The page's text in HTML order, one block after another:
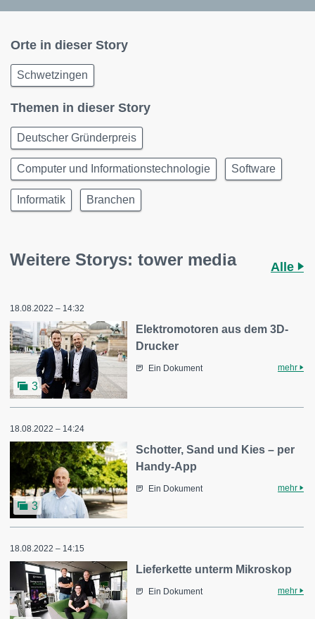
Orte in dieser Story
Schwetzingen
Themen in dieser Story
Deutscher Gründerpreis
Computer und Informationstechnologie Software
Informatik Branchen
Weitere Storys: tower media Alle
18.08.2022 – 14:32
3
Elektromotoren aus dem 3D-
Drucker
Ein Dokument mehr
18.08.2022 – 14:24
3
Schotter, Sand und Kies – per
Handy-App
Ein Dokument mehr
18.08.2022 – 14:15
Lieferkette unterm Mikroskop
Ein Dokument mehr